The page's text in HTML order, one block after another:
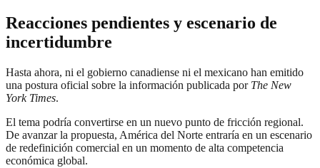
Reacciones pendientes y escenario de
incertidumbre
Hasta ahora, ni el gobierno canadiense ni el mexicano han emitido
una postura oficial sobre la información publicada por The New
York Times.
El tema podría convertirse en un nuevo punto de fricción regional.
De avanzar la propuesta, América del Norte entraría en un escenario
de redefinición comercial en un momento de alta competencia
económica global.